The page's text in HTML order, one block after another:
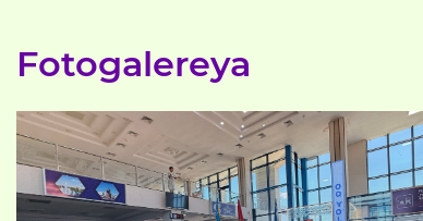
Fotogalereya